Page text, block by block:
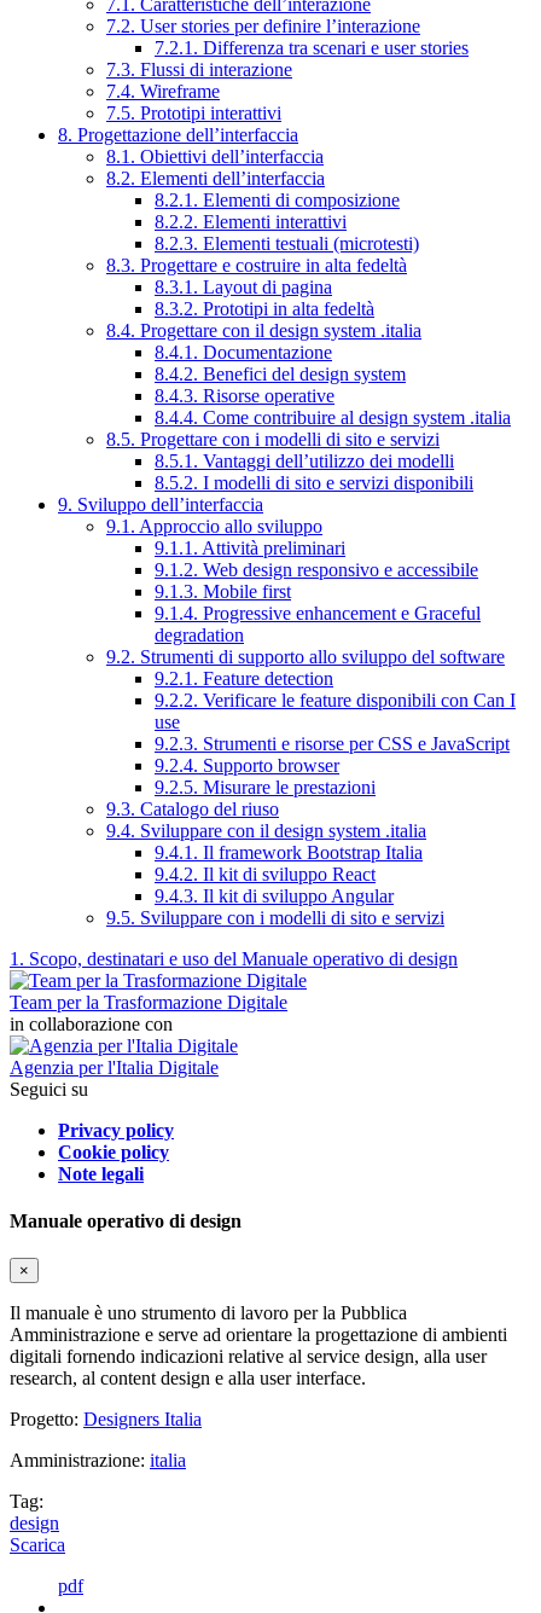
7.2. User stories per definire l’interazione
7.2.1. Differenza tra scenari e user stories
7.3. Flussi di interazione
7.4. Wireframe
7.5. Prototipi interattivi
8. Progettazione dell’interfaccia
8.1. Obiettivi dell’interfaccia
8.2. Elementi dell’interfaccia
8.2.1. Elementi di composizione
8.2.2. Elementi interattivi
8.2.3. Elementi testuali (microtesti)
8.3. Progettare e costruire in alta fedeltà
8.3.1. Layout di pagina
8.3.2. Prototipi in alta fedeltà
8.4. Progettare con il design system .italia
8.4.1. Documentazione
8.4.2. Benefici del design system
8.4.3. Risorse operative
8.4.4. Come contribuire al design system .italia
8.5. Progettare con i modelli di sito e servizi
8.5.1. Vantaggi dell’utilizzo dei modelli
8.5.2. I modelli di sito e servizi disponibili
9. Sviluppo dell’interfaccia
9.1. Approccio allo sviluppo
9.1.1. Attività preliminari
9.1.2. Web design responsivo e accessibile
9.1.3. Mobile first
9.1.4. Progressive enhancement e Graceful
degradation
9.2. Strumenti di supporto allo sviluppo del software
9.2.1. Feature detection
9.2.2. Verificare le feature disponibili con Can I
use
9.2.3. Strumenti e risorse per CSS e JavaScript
9.2.4. Supporto browser
9.2.5. Misurare le prestazioni
9.3. Catalogo del riuso
9.4. Sviluppare con il design system .italia
9.4.1. Il framework Bootstrap Italia
9.4.2. Il kit di sviluppo React
9.4.3. Il kit di sviluppo Angular
9.5. Sviluppare con i modelli di sito e servizi
1. Scopo, destinatari e uso del Manuale operativo di design
Team per la Trasformazione Digitale
in collaborazione con
Agenzia per l'Italia Digitale
Seguici su
Privacy policy
Cookie policy
Note legali
Manuale operativo di design
×
Il manuale è uno strumento di lavoro per la Pubblica
Amministrazione e serve ad orientare la progettazione di ambienti
digitali fornendo indicazioni relative al service design, alla user
research, al content design e alla user interface.
Progetto: Designers Italia
Amministrazione: italia
Tag:
design
Scarica
pdf